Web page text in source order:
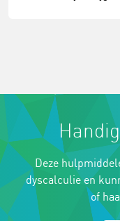
Deze
dyscalculie en
of